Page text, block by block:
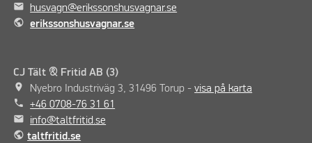
mail
husvagn@erikssonshusvagnar.se
public erikssonshusvagnar.se
CJ Tält & Fritid AB (3)
place
Nyebro Industriväg 3, 31496 Torup -visa på karta
phone
+46 0708-76 31 61
mail
info@taltfritid.se
public taltfritid.se